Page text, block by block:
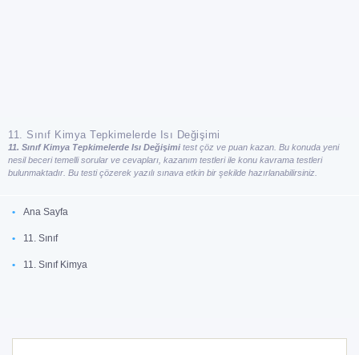
11. Sınıf Kimya Tepkimelerde Isı Değişimi
11. Sınıf Kimya Tepkimelerde Isı Değişimi test çöz ve puan kazan. Bu konuda yeni
nesil beceri temelli sorular ve cevapları, kazanım testleri ile konu kavrama testleri
bulunmaktadır. Bu testi çözerek yazılı sınava etkin bir şekilde hazırlanabilirsiniz.
Ana Sayfa
11. Sınıf
11. Sınıf Kimya